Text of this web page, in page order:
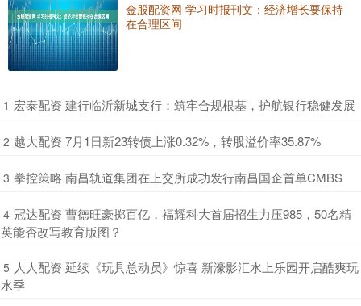
金股配资网 学习时报刊文：经济增长要保持
在合理区间
1 ​宏泰配资 建行临沂新城支行：筑牢合规根基，护航银行稳健发展
2 ​越大配资 7月1日新23转债上涨0.32%，转股溢价率35.87%
3 ​拳控策略 南昌轨道集团在上交所成功发行南昌国企首单CMBS
4 ​冠达配资 曹德旺豪掷百亿，福耀科大首届招生力压985，50名精
英能否改写教育版图？
5 ​人人配资 延续《玩具总动员》惊喜 新濠影汇水上乐园开启酷爽玩
水季